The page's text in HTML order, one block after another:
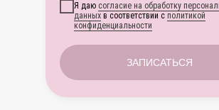
Я даю согласие на обработку
данных в соответствии с политикой
конфиденциальности
ЗАПИСАТЬСЯ